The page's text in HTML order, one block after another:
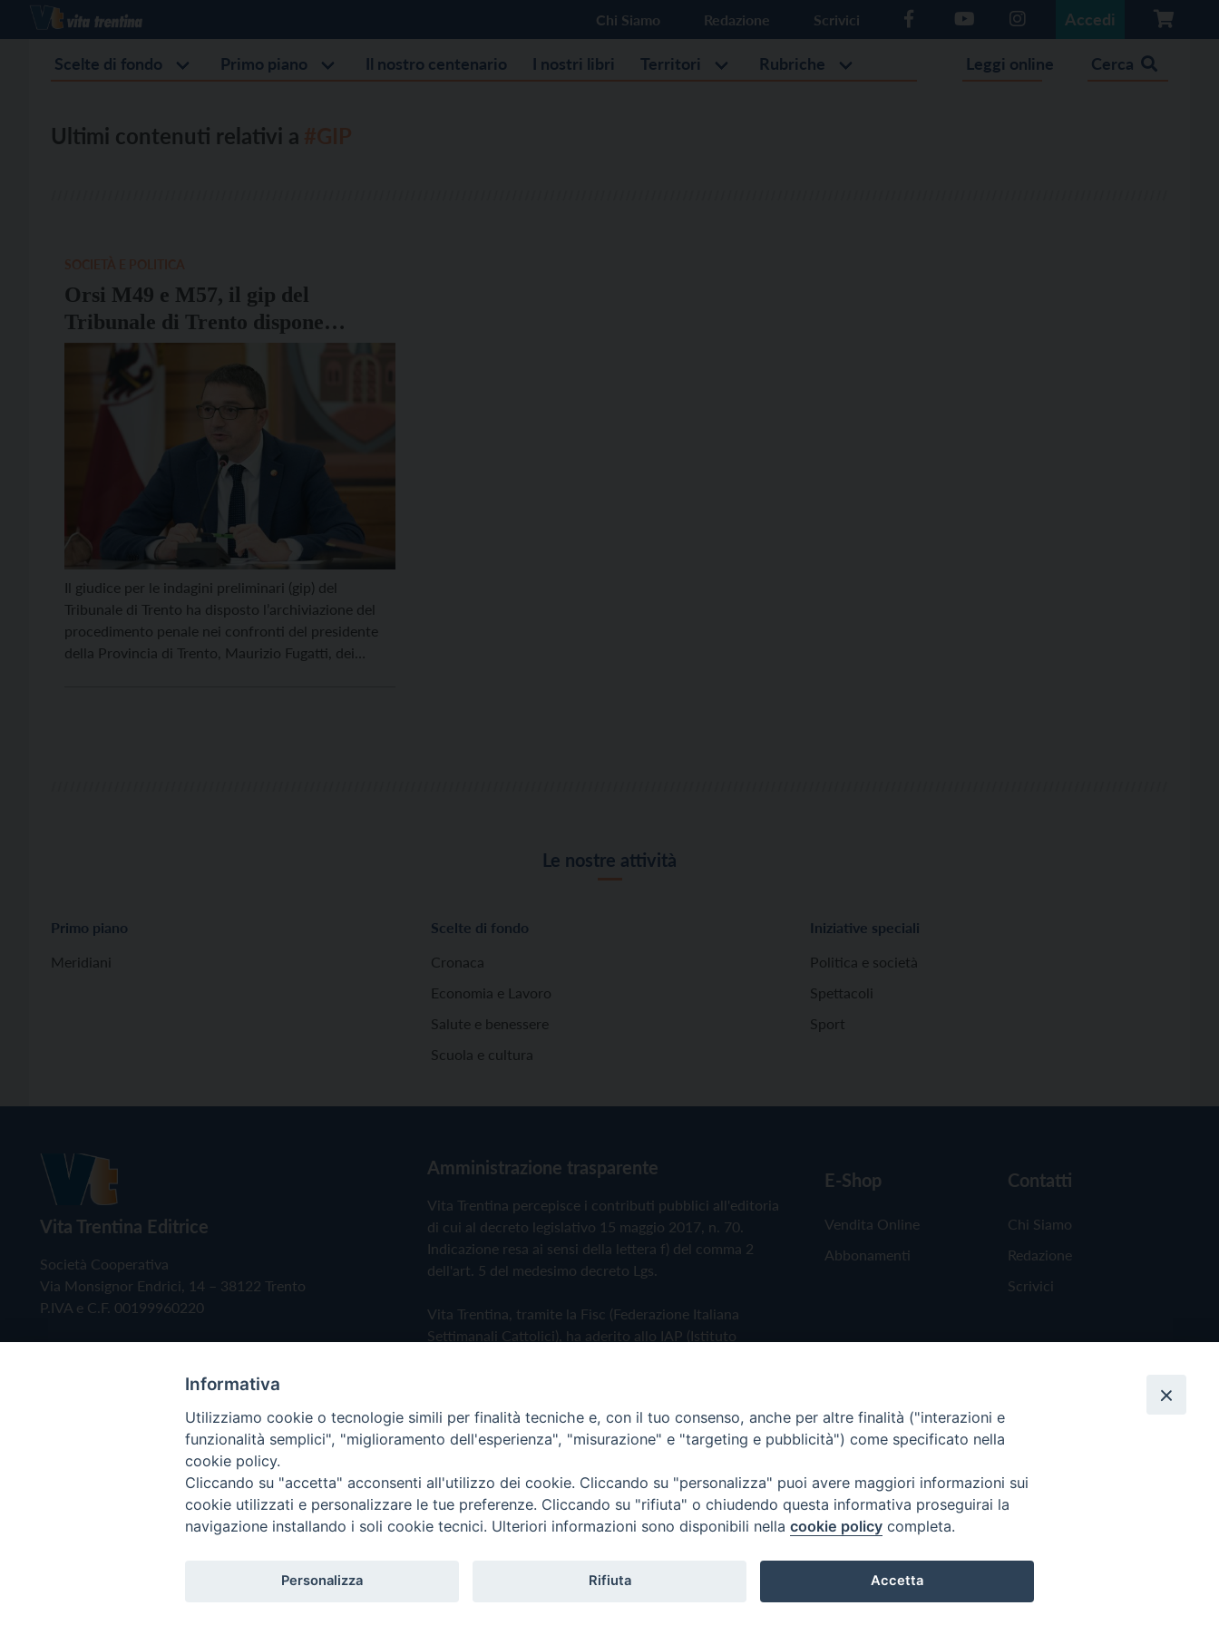
Chi Siamo Redazione Scrivici Accedi
Scelte di fondo Primo piano Il nostro centenario I nostri libri Territori Rubriche Leggi online Cerca
Ultimi contenuti relativi a
Orsi M49 e M57, il gip del
Tribunale di Trento dispone
l’archiviazione del procedimento
penale contro Fugatti
Il giudice per le indagini preliminari (gip) del
Tribunale di Trento ha disposto l’archiviazione del
procedimento penale nei confronti del presidente
della Provincia di Trento, Maurizio Fugatti, dei
Le nostre attività
Primo piano
Meridiani
Scelte di fondo
Cronaca
Economia e Lavoro
Salute e benessere
Scuola e cultura
Iniziative speciali
Politica e società
Spettacoli
Sport
Vita Trentina Editrice
Società Cooperativa
Via Monsignor Endrici, 14 – 38122 Trento
P.IVA e C.F. 00199960220
Amministrazione trasparente
Vita Trentina percepisce i contributi pubblici all'editoria
di cui al decreto legislativo 15 maggio 2017, n. 70.
Indicazione resa ai sensi della lettera f) del comma 2
dell'art. 5 del medesimo decreto Lgs.
Vita Trentina, tramite la Fisc (Federazione Italiana
Settimanali Cattolici), ha aderito allo IAP (Istituto
Privacy Policy Cookie Policy
E-Shop
Vendita Online
Abbonamenti
Contatti
Chi Siamo
Redazione
Scrivici
Copyright © 2019 - Tutti i diritti riservati - Vita Trentina Editrice
Informativa
Utilizziamo cookie o tecnologie simili per finalità tecniche e, con il tuo consenso, anche per altre finalità ("interazioni e
funzionalità semplici", "miglioramento dell'esperienza", "misurazione" e "targeting e pubblicità") come specificato nella
cookie policy.
Cliccando su "accetta" acconsenti all'utilizzo dei cookie. Cliccando su "personalizza" puoi avere maggiori informazioni sui
cookie utilizzati e personalizzare le tue preferenze. Cliccando su "rifiuta" o chiudendo questa informativa proseguirai la
navigazione installando i soli cookie tecnici. Ulteriori informazioni sono disponibili nella cookie policy completa.
Personalizza Rifiuta Accetta